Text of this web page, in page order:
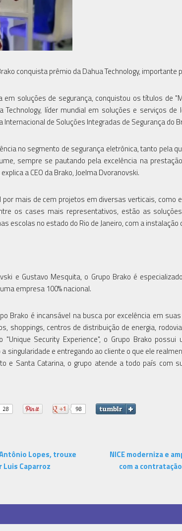
conquista prêmio da Dahua Technology, importante
em soluções de segurança, conquistou os títulos de
Technology, líder mundial em soluções e serviços
Internacional de Soluções Integradas de Segurança do
no segmento de segurança eletrônica, tanto pela
sempre se pautando pela excelência na
a CEO da Brako, Joelma Dvoranovski.
por mais de cem projetos em diversas verticais, como
os cases mais representativos, estão as
escolas no estado do Rio de Janeiro, com a instalação
e Gustavo Mesquita, o Grupo Brako é
empresa 100% nacional.
Brako é incansável na busca por excelência em
shoppings, centros de distribuição de energia,
"Unique Security Experience", o Grupo Brako
singularidade e entregando ao cliente o que ele
e Santa Catarina, o grupo atende a todo país com
Lopes, trouxe
Luis Caparroz
NICE moderniza e
com a